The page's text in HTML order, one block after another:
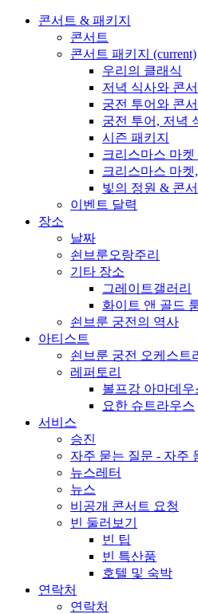
콘서트 & 패키지
콘서트
콘서트 패키지 (current)
우리의 클래식
저녁 식사와 콘
궁전 투어와 콘
궁전 투어, 저녁
시즌 패키지
크리스마스 마켓
크리스마스 마
빛의 정원 & 콘
이벤트 달력
장소
날짜
쇤브룬오랑주리
기타 장소
그레이트갤러리
화이트 앤 골드
쇤브룬 궁전의 역사
아티스트
쇤브룬 궁전 오케스트
레퍼토리
볼프강 아마데우
요한 슈트라우스
서비스
승진
자주 묻는 질문 - 자주
뉴스레터
뉴스
비공개 콘서트 요청
빈 둘러보기
빈 팁
빈 특산품
호텔 및 숙박
연락처
연락처